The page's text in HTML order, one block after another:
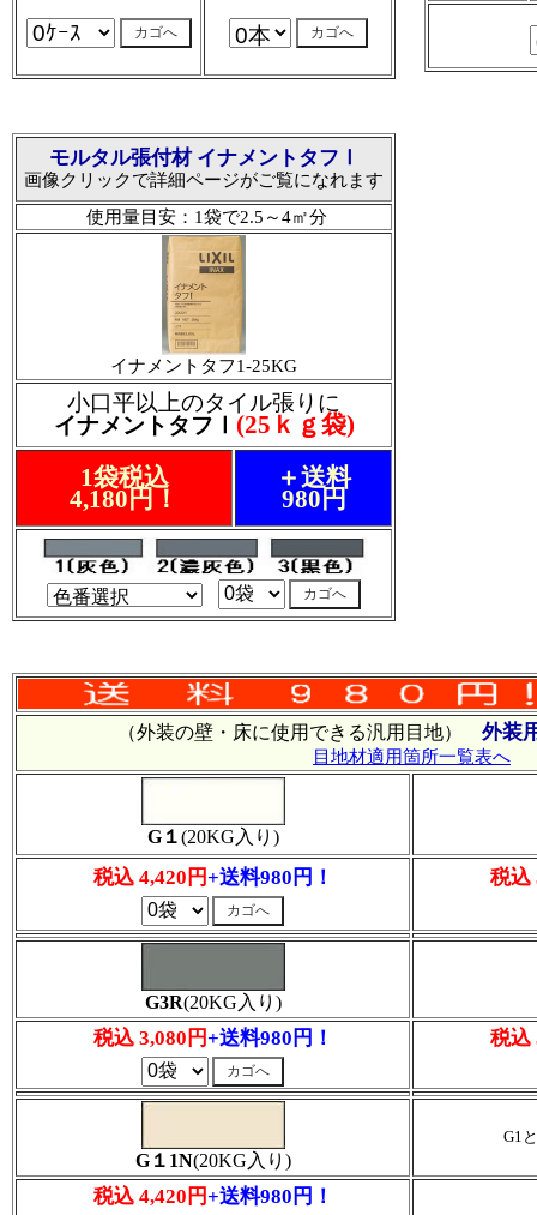
（外装の壁・床に使用できる汎用目地） 外装
目地材適用箇所一覧表へ
G１(20KG入り)
税込 4,420円+送料980円！ 税込
G3R(20KG入り)
税込 3,080円+送料980円！ 税込
G１1N(20KG入り)
G1
税込 4,420円+送料980円！
モルタル張付材 イナメントタフⅠ
画像クリックで詳細ページがご覧になれます
使用量目安：1袋で2.5～4㎡分
イナメントタフ1-25KG
小口平以上のタイル張りに
イナメントタフⅠ (25ｋｇ袋)
1袋税込
4,180円！
＋送料
980円